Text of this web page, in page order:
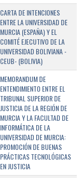
CARTA DE INTENCIONES
ENTRE LA UNIVERSIDAD DE
MURCIA (ESPAÑA) Y EL
COMITÉ EJECUTIVO DE LA
UNIVERSIDAD BOLIVIANA -
CEUB- (BOLIVIA)
MEMORANDUM DE
ENTENDIMIENTO ENTRE EL
TRIBUNAL SUPERIOR DE
JUSTICIA DE LA REGIÓN DE
MURCIA Y LA FACULTAD DE
INFORMÁTICA DE LA
UNIVERSIDAD DE MURCIA:
PROMOCIÓN DE BUENAS
PRÁCTICAS TECNOLÓGICAS
EN JUSTICIA